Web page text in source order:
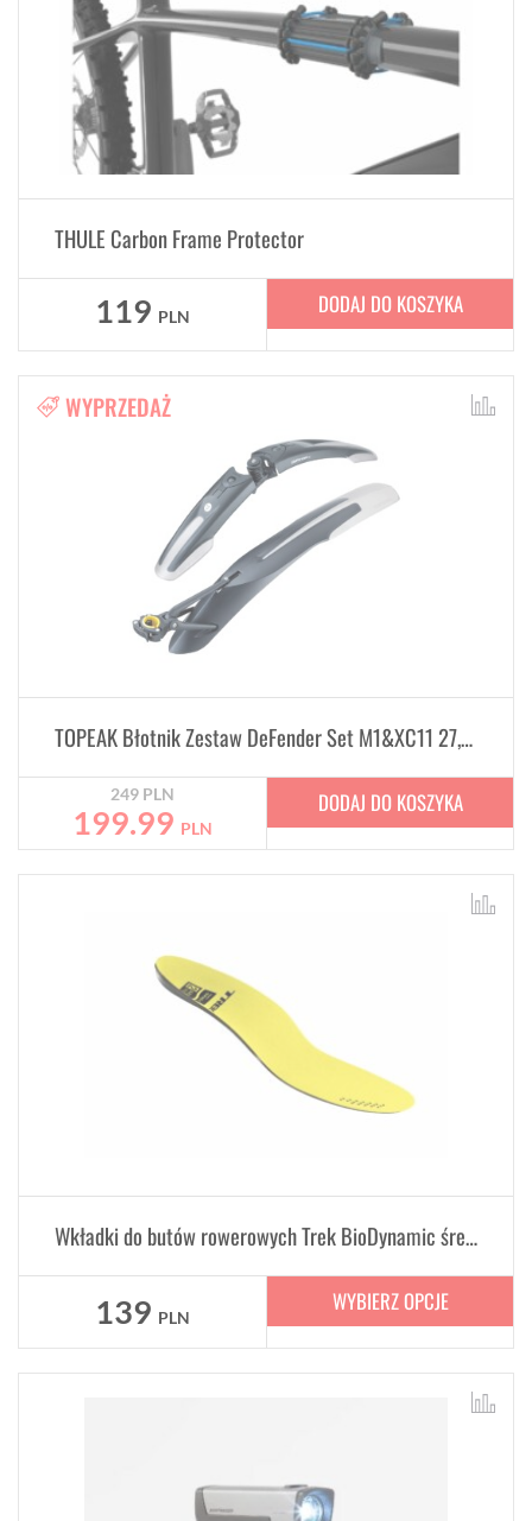
THULE Carbon Frame Protector
119 PLN DODAJ DO KOSZYKA
WYPRZEDAŻ
TOPEAK Błotnik Zestaw DeFender Set M1&XC11 27,5-29
249 PLN
199.99 PLN
DODAJ DO KOSZYKA
Wkładki do butów rowerowych Trek BioDynamic średni łuk
139 PLN
WYBIERZ OPCJE